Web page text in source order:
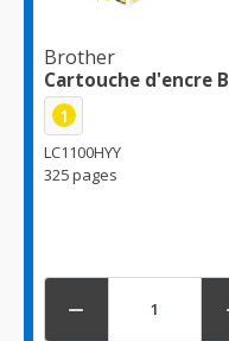
Brother
Cartouche d'encre
1
LC1100HYY
325 pages
